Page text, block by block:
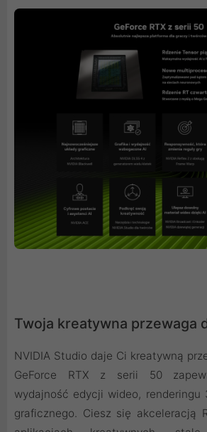
Twoja kreatywna przewaga
NVIDIA Studio daje Ci kreatywną
GeForce RTX z serii 50
wydajność edycji wideo, renderingu
graficznego. Ciesz się akceleracją